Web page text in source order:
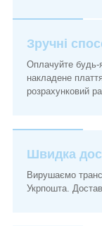
Зручні
Оплачуйте
накладене
розрахунковий
Швидка
Вирушаємо
Укрпошта.